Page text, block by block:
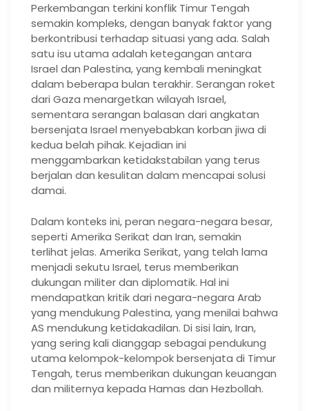
Perkembangan terkini konflik Timur Tengah
semakin kompleks, dengan banyak faktor yang
berkontribusi terhadap situasi yang ada. Salah
satu isu utama adalah ketegangan antara
Israel dan Palestina, yang kembali meningkat
dalam beberapa bulan terakhir. Serangan roket
dari Gaza menargetkan wilayah Israel,
sementara serangan balasan dari angkatan
bersenjata Israel menyebabkan korban jiwa di
kedua belah pihak. Kejadian ini
menggambarkan ketidakstabilan yang terus
berjalan dan kesulitan dalam mencapai solusi
damai.
Dalam konteks ini, peran negara-negara besar,
seperti Amerika Serikat dan Iran, semakin
terlihat jelas. Amerika Serikat, yang telah lama
menjadi sekutu Israel, terus memberikan
dukungan militer dan diplomatik. Hal ini
mendapatkan kritik dari negara-negara Arab
yang mendukung Palestina, yang menilai bahwa
AS mendukung ketidakadilan. Di sisi lain, Iran,
yang sering kali dianggap sebagai pendukung
utama kelompok-kelompok bersenjata di Timur
Tengah, terus memberikan dukungan keuangan
dan militernya kepada Hamas dan Hezbollah.